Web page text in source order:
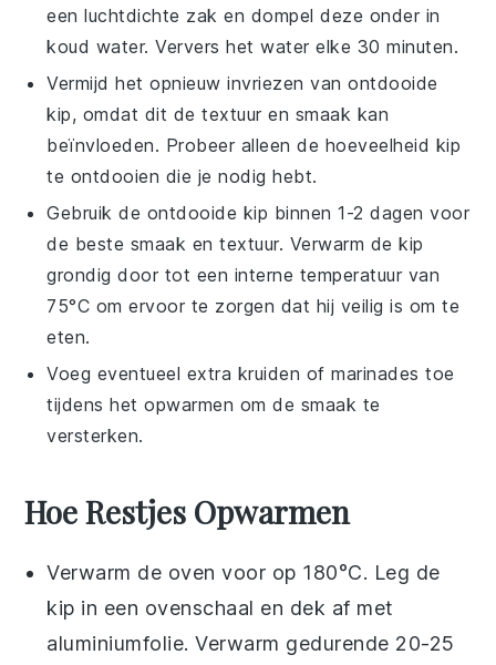
een luchtdichte zak en dompel deze onder in
koud water. Ververs het water elke 30 minuten.
Vermijd het opnieuw invriezen van ontdooide
kip, omdat dit de textuur en smaak kan
beïnvloeden. Probeer alleen de hoeveelheid kip
te ontdooien die je nodig hebt.
Gebruik de ontdooide kip binnen 1-2 dagen voor
de beste smaak en textuur. Verwarm de kip
grondig door tot een interne temperatuur van
75°C om ervoor te zorgen dat hij veilig is om te
eten.
Voeg eventueel extra kruiden ofmarinades toe
tijdens het opwarmen om de smaak te
versterken.
Hoe Restjes Opwarmen
Verwarm de oven voor op 180°C. Leg de
kip in een ovenschaal en dek af met
aluminiumfolie. Verwarm gedurende 20-25